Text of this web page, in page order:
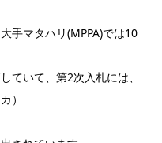
手マタハリ(MPPA)では10
ていて、第2次入札には、
）